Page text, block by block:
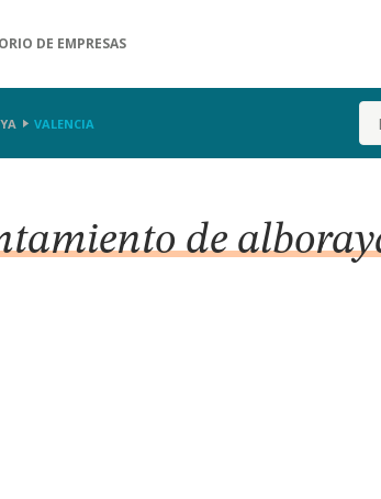
DE EMPRESAS
VALENCIA
de